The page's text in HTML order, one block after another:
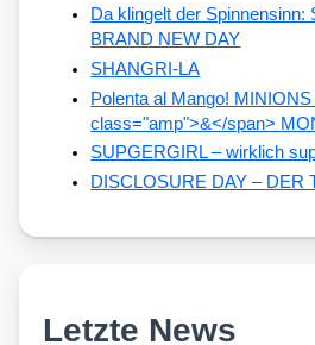
Da klingelt der
BRAND NEW DAY
SHANGRI-LA
Polenta al Mango!
class="amp">&</span>
SUPGERGIRL – wirklich
DISCLOSURE DAY – DER
Letzte News